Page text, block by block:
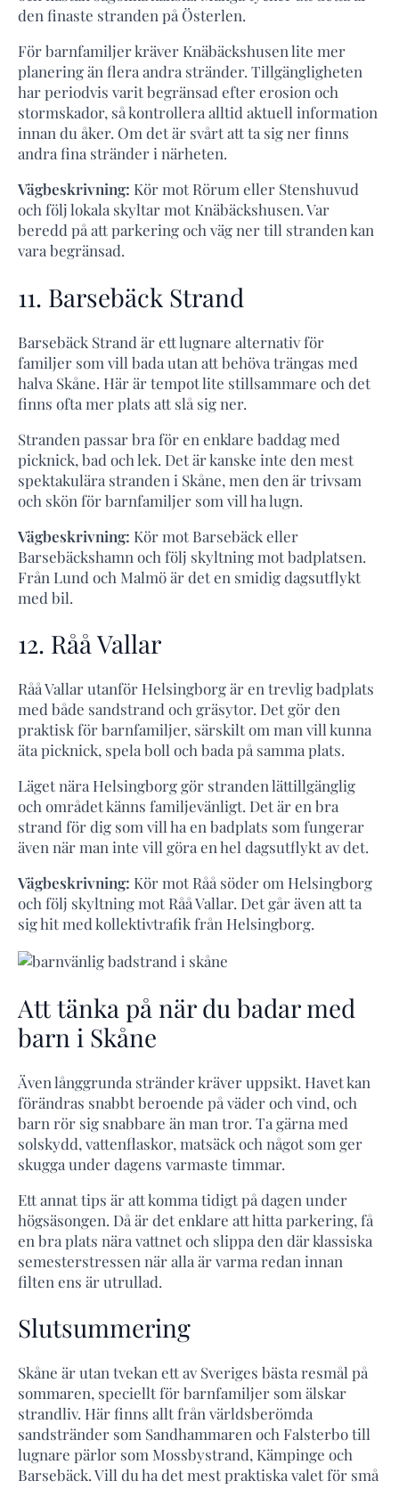
den finaste stranden på Österlen.
För barnfamiljer kräver Knäbäckshusen lite mer
planering än flera andra stränder. Tillgängligheten
har periodvis varit begränsad efter erosion och
stormskador, så kontrollera alltid aktuell information
innan du åker. Om det är svårt att ta sig ner finns
andra fina stränder i närheten.
Vägbeskrivning: Kör mot Rörum eller Stenshuvud
och följ lokala skyltar mot Knäbäckshusen. Var
beredd på att parkering och väg ner till stranden kan
vara begränsad.
11. Barsebäck Strand
Barsebäck Strand är ett lugnare alternativ för
familjer som vill bada utan att behöva trängas med
halva Skåne. Här är tempot lite stillsammare och det
finns ofta mer plats att slå sig ner.
Stranden passar bra för en enklare baddag med
picknick, bad och lek. Det är kanske inte den mest
spektakulära stranden i Skåne, men den är trivsam
och skön för barnfamiljer som vill ha lugn.
Vägbeskrivning: Kör mot Barsebäck eller
Barsebäckshamn och följ skyltning mot badplatsen.
Från Lund och Malmö är det en smidig dagsutflykt
med bil.
12. Råå Vallar
Råå Vallar utanför Helsingborg är en trevlig badplats
med både sandstrand och gräsytor. Det gör den
praktisk för barnfamiljer, särskilt om man vill kunna
äta picknick, spela boll och bada på samma plats.
Läget nära Helsingborg gör stranden lättillgänglig
och området känns familjevänligt. Det är en bra
strand för dig som vill ha en badplats som fungerar
även när man inte vill göra en hel dagsutflykt av det.
Vägbeskrivning: Kör mot Råå söder om Helsingborg
och följ skyltning mot Råå Vallar. Det går även att ta
sig hit med kollektivtrafik från Helsingborg.
Att tänka på när du badar med
barn i Skåne
Även långgrunda stränder kräver uppsikt. Havet kan
förändras snabbt beroende på väder och vind, och
barn rör sig snabbare än man tror. Ta gärna med
solskydd, vattenflaskor, matsäck och något som ger
skugga under dagens varmaste timmar.
Ett annat tips är att komma tidigt på dagen under
högsäsongen. Då är det enklare att hitta parkering, få
en bra plats nära vattnet och slippa den där klassiska
semesterstressen när alla är varma redan innan
filten ens är utrullad.
Slutsummering
Skåne är utan tvekan ett av Sveriges bästa resmål på
sommaren, speciellt för barnfamiljer som älskar
strandliv. Här finns allt från världsberömda
sandstränder som Sandhammaren och Falsterbo till
lugnare pärlor som Mossbystrand, Kämpinge och
Barsebäck. Vill du ha det mest praktiska valet för små